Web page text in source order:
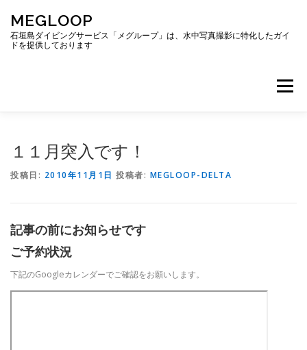
ッ
MEGLOOP
石垣島ダイビングサービス「メグループ」は、水中写真撮影に特化したガイ
ドを提供しております
メニュー
１１月突入です！
投稿日: 2010年11月1日 投稿者: MEGLOOP-DELTA
記事の前にお知らせです
ご予約状況
下記のGoogleカレンダーでご確認をお願いします。